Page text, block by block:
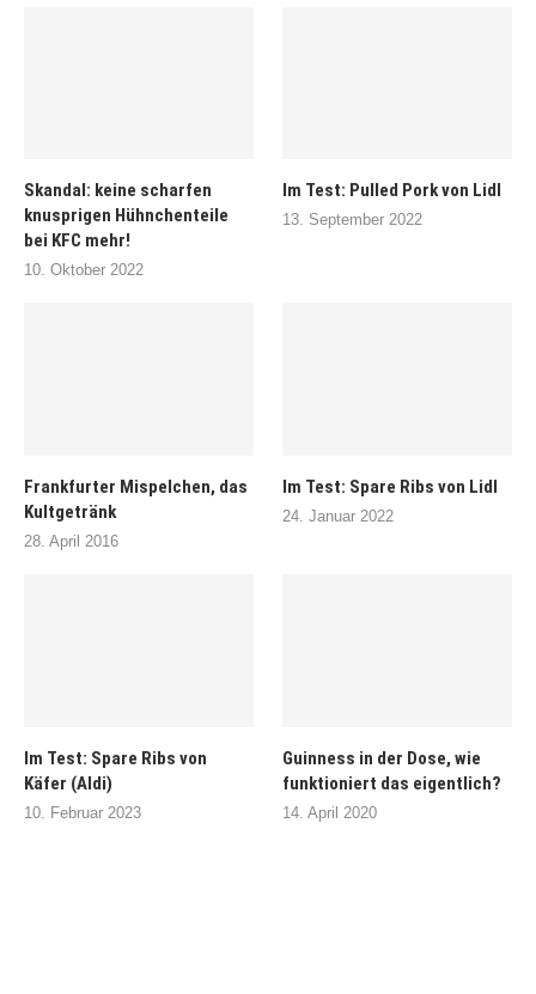
Skandal: keine scharfen
knusprigen Hühnchenteile
bei KFC mehr!
10. Oktober 2022
Im Test: Pulled Pork von Lidl
13. September 2022
Frankfurter Mispelchen, das
Kultgetränk
28. April 2016
Im Test: Spare Ribs von Lidl
24. Januar 2022
Im Test: Spare Ribs von
Käfer (Aldi)
10. Februar 2023
Guinness in der Dose, wie
funktioniert das eigentlich?
14. April 2020